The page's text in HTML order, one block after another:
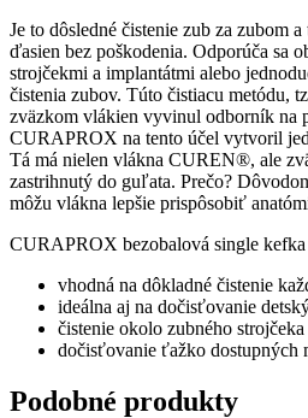
Je to dôsledné čistenie zub za zubom
ďasien bez poškodenia. Odporúča sa
strojčekmi a implantátmi alebo
čistenia zubov. Túto čistiacu metódu,
zväzkom vlákien vyvinul odborník na
CURAPROX na tento účel vytvoril
Tá má nielen vlákna CUREN®, ale
zastrihnutý do guľata. Prečo?
môžu vlákna lepšie prispôsobiť
CURAPROX bezobalová single kefka
vhodná na dôkladné čistenie
ideálna aj na dočisťovanie
čistenie okolo zubného strojčeka
dočisťovanie ťažko dostupných
Podobné produkty